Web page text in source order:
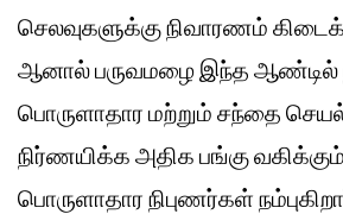
செலவுகளுக்கு நிவாரணம்
ஆனால் பருவமழை இந்த ஆண்டில்
பொருளாதார மற்றும் சந்தை
நிர்ணயிக்க அதிக பங்கு
பொருளாதார நிபுணர்கள்